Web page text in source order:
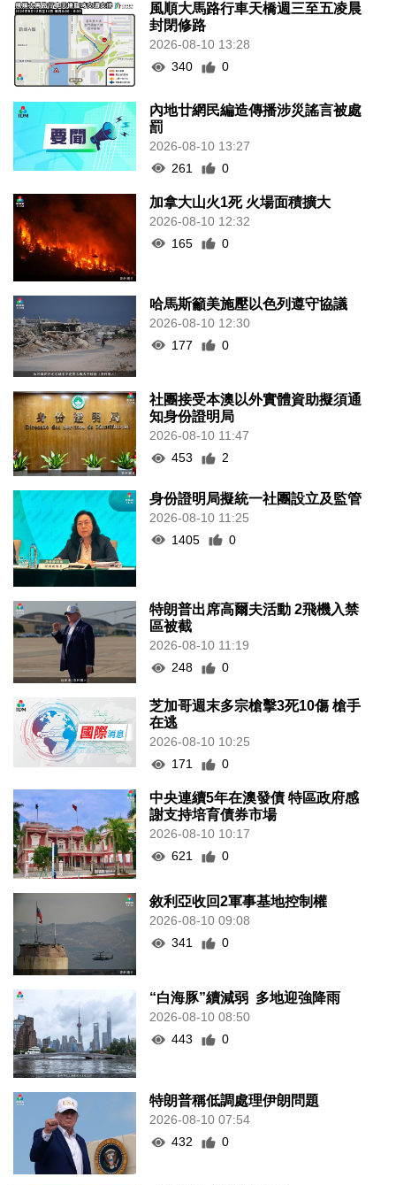
風順大馬路行車天橋週三至五凌晨
封閉修路
2026-08-10 13:28
340
0
內地廿網民編造傳播涉災謠言被處
罰
2026-08-10 13:27
261
0
加拿大山火1死 火場面積擴大
2026-08-10 12:32
165
0
哈馬斯籲美施壓以色列遵守協議
2026-08-10 12:30
177
0
社團接受本澳以外實體資助擬須通
知身份證明局
2026-08-10 11:47
453
2
身份證明局擬統一社團設立及監管
2026-08-10 11:25
1405
0
特朗普出席高爾夫活動 2飛機入禁
區被截
2026-08-10 11:19
248
0
芝加哥週末多宗槍擊3死10傷 槍手
在逃
2026-08-10 10:25
171
0
中央連續5年在澳發債 特區政府感
謝支持培育債券市場
2026-08-10 10:17
621
0
敘利亞收回2軍事基地控制權
2026-08-10 09:08
341
0
“白海豚”續減弱 多地迎強降雨
2026-08-10 08:50
443
0
特朗普稱低調處理伊朗問題
2026-08-10 07:54
432
0